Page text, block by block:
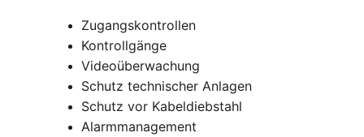
Zugangskontrollen
Kontrollgänge
Videoüberwachung
Schutz technischer Anlagen
Schutz vor Kabeldiebstahl
Alarmmanagement